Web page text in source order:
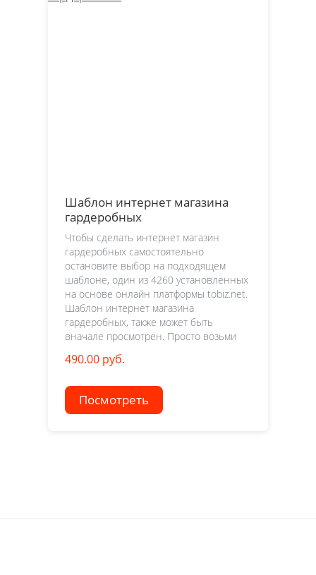
Шаблон интернет магазина
гардеробных
Чтобы сделать интернет магазин
гардеробных самостоятельно
остановите выбор на подходящем
шаблоне, один из 4260 установленных
на основе онлайн платформы tobiz.net.
Шаблон интернет магазина
гардеробных, также может быть
вначале просмотрен. Просто возьми
490.00 руб.
Посмотреть